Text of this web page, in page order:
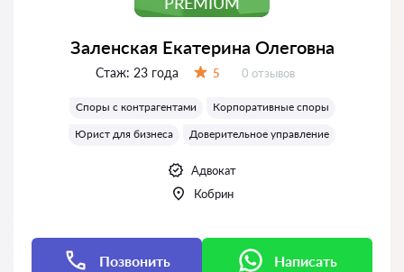
Заленская Екатерина Олеговна
Стаж: 23 года 5 Отзывов:
0 отзывов
Споры с контрагентами
Корпоративные споры
Юрист для бизнеса
Доверительное управление
Адвокат
Кобрин
Позвонить Написать